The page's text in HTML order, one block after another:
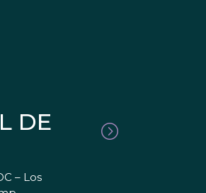
DE
– Los